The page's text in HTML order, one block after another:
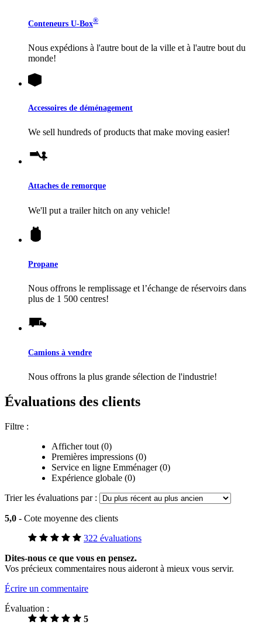
Conteneurs U-Box®
Nous expédions à l'autre bout de la ville et à l'autre bout du
monde!
Accessoires de déménagement
We sell hundreds of products that make moving easier!
Attaches de remorque
We'll put a trailer hitch on any vehicle!
Propane
Nous offrons le remplissage et l’échange de réservoirs dans
plus de 1 500 centres!
Camions à vendre
Nous offrons la plus grande sélection de l'industrie!
Évaluations des clients
Filtre :
Afficher tout (0)
Premières impressions (0)
Service en ligne Emménager (0)
Expérience globale (0)
Trier les évaluations par :
5,0 - Cote moyenne des clients
322 évaluations
Dites-nous ce que vous en pensez.
Vos précieux commentaires nous aideront à mieux vous servir.
Écrire un commentaire
Évaluation :
5